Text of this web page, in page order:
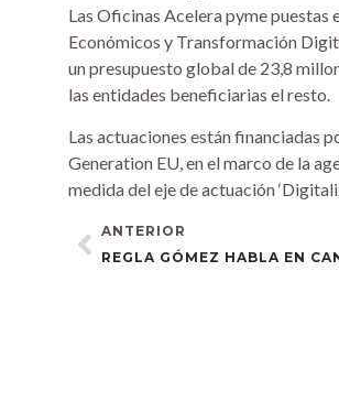
Las Oficinas Acelera pyme puestas
Económicos y Transformación
un presupuesto global de 23,8
las entidades beneficiarias el resto.
Las actuaciones están financiadas
Generation EU, en el marco de la
medida del eje de actuación
ANTERIOR